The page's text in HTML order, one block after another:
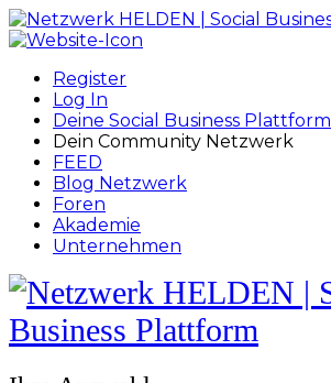
Toggle
Side
Register
Log In
Deine Social Business Plattform
Dein Community Netzwerk
FEED
Blog Netzwerk
Foren
Akademie
Unternehmen
Toggle
Side
Panel
More